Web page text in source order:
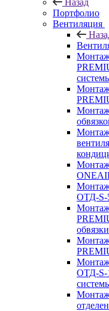
Назад
Портфолио
Вентиляция
Монтаж
Монтаж
ОТД-S-
Монтаж
ОТД-S-